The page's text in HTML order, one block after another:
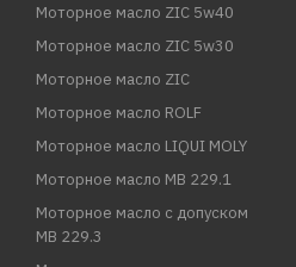
Моторное масло ZIC 5w40
Моторное масло ZIC 5w30
Моторное масло ZIC
Моторное масло ROLF
Моторное масло LIQUI MOLY
Моторное масло MB 229.1
Моторное масло с допуском
MB 229.3